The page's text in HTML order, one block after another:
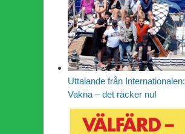
Uttalande från Internationalen:
Vakna – det räcker nu!